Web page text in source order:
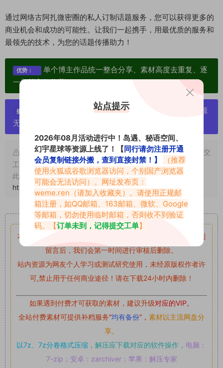
通过网络古阿扎微密圈的私人订制话题服务，您可以获得更多的
商业机会和成功的可能性。让我们一起携手，用最优质的服务和
最领先的技术，为您的话题传播助力！
优势：
单个博主作品统一整合分享、素材高度去重复、逐
一归档方便收藏！
提示：
严禁搬运资源链接，一经发现封号处理，素材资源
无露点、需求请绕道，关闭本站网页！
申明：本文资源均来源网友分享，若侵犯了您的权限可以提交
工单处理。
此外本文章皆属于原创文章，转载请注明出处！原文链接：
https://abcjyw.com/674.html
重要声明
本站资源均来自网络分享，如有侵犯你的权益请私信留言
收到
留言后，我们会第一时间进行审核后删除。
站内资源为网友个人学习或测试研究使用，未经原版权作者许
可,禁止用于任何商业途径！请在下载24小时内删除！
如果遇到付费才可获取的素材，建议升级对应的VIP。
全站付费素材可提供补档服务“均有备份”， 素材以主流网盘分
享。
以7z、7z分卷格式压缩， 解压应下载对应的软件操作， 电脑：
7-zip；安卓：zarchiver；苹果：解压专家
站点提示
2026年08月活动进行中！岛遇、秘语空间、
幻宇星球等资源上线了！【同行请勿注册开通
会员复制链接外搬，查到直接封禁！】
（推荐
使用火狐或谷歌浏览器访问，个别国产浏览器
可能会无法访问）。网址发布页：
weme.ren （请加入收藏夹）。请使用正规邮
箱注册，如QQ邮箱、163邮箱、微软、Google
等邮箱，切勿使用临时邮箱，否则收不到验证
码。【订单未到，记得提交工单】